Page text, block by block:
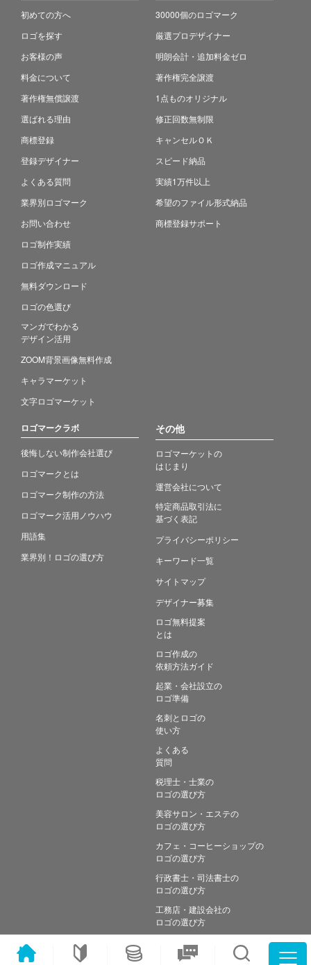
初めての方へ
ロゴを探す
お客様の声
料金について
著作権無償譲渡
選ばれる理由
商標登録
登録デザイナー
よくある質問
業界別ロゴマーク
お問い合わせ
ロゴ制作実績
ロゴ作成マニュアル
無料ダウンロード
ロゴの色選び
マンガでわかる
デザイン活用
ZOOM背景画像無料作成
キャラマーケット
文字ロゴマーケット
30000個のロゴマーク
厳選プロデザイナー
明朗会計・追加料金ゼロ
著作権完全譲渡
1点ものオリジナル
修正回数無制限
キャンセルＯＫ
スピード納品
実績1万件以上
希望のファイル形式納品
商標登録サポート
ロゴマークラボ
後悔しない制作会社選び
ロゴマークとは
ロゴマーク制作の方法
ロゴマーク活用ノウハウ
用語集
業界別！ロゴの選び方
その他
ロゴマーケットの
はじまり
運営会社について
特定商品取引法に
基づく表記
プライバシーポリシー
キーワード一覧
サイトマップ
デザイナー募集
ロゴ無料提案
とは
ロゴ作成の
依頼方法ガイド
起業・会社設立の
ロゴ準備
名刺とロゴの
使い方
よくある
質問
税理士・士業の
ロゴの選び方
美容サロン・エステの
ロゴの選び方
カフェ・コーヒーショップの
ロゴの選び方
行政書士・司法書士の
ロゴの選び方
工務店・建設会社の
ロゴの選び方